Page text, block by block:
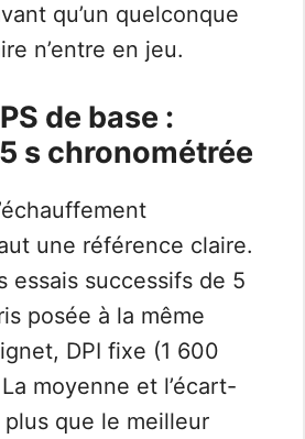
qu’un quelconque
n’entre en jeu.
de base :
s chronométrée
une référence claire.
essais successifs de 5
posée à la même
DPI fixe (1 600
moyenne et l’écart-
que le meilleur